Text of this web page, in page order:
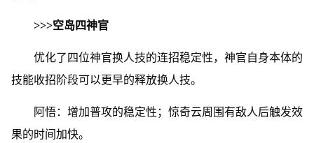
>>>空岛四神官
优化了四位神官换人技的连招稳定性，神官自身本体的
技能收招阶段可以更早的释放换人技。
阿悟：增加普攻的稳定性；惊奇云周围有敌人后触发效
果的时间加快。